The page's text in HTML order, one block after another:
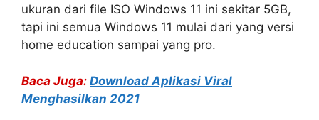
ukuran dari file ISO Windows 11 ini sekitar 5GB,
tapi ini semua Windows 11 mulai dari yang versi
home education sampai yang pro.
Baca Juga: Download Aplikasi Viral
Menghasilkan 2021